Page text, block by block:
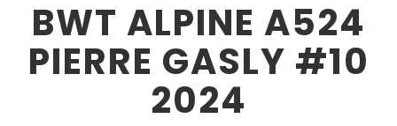
BWT ALPINE A524
PIERRE GASLY #10
2024